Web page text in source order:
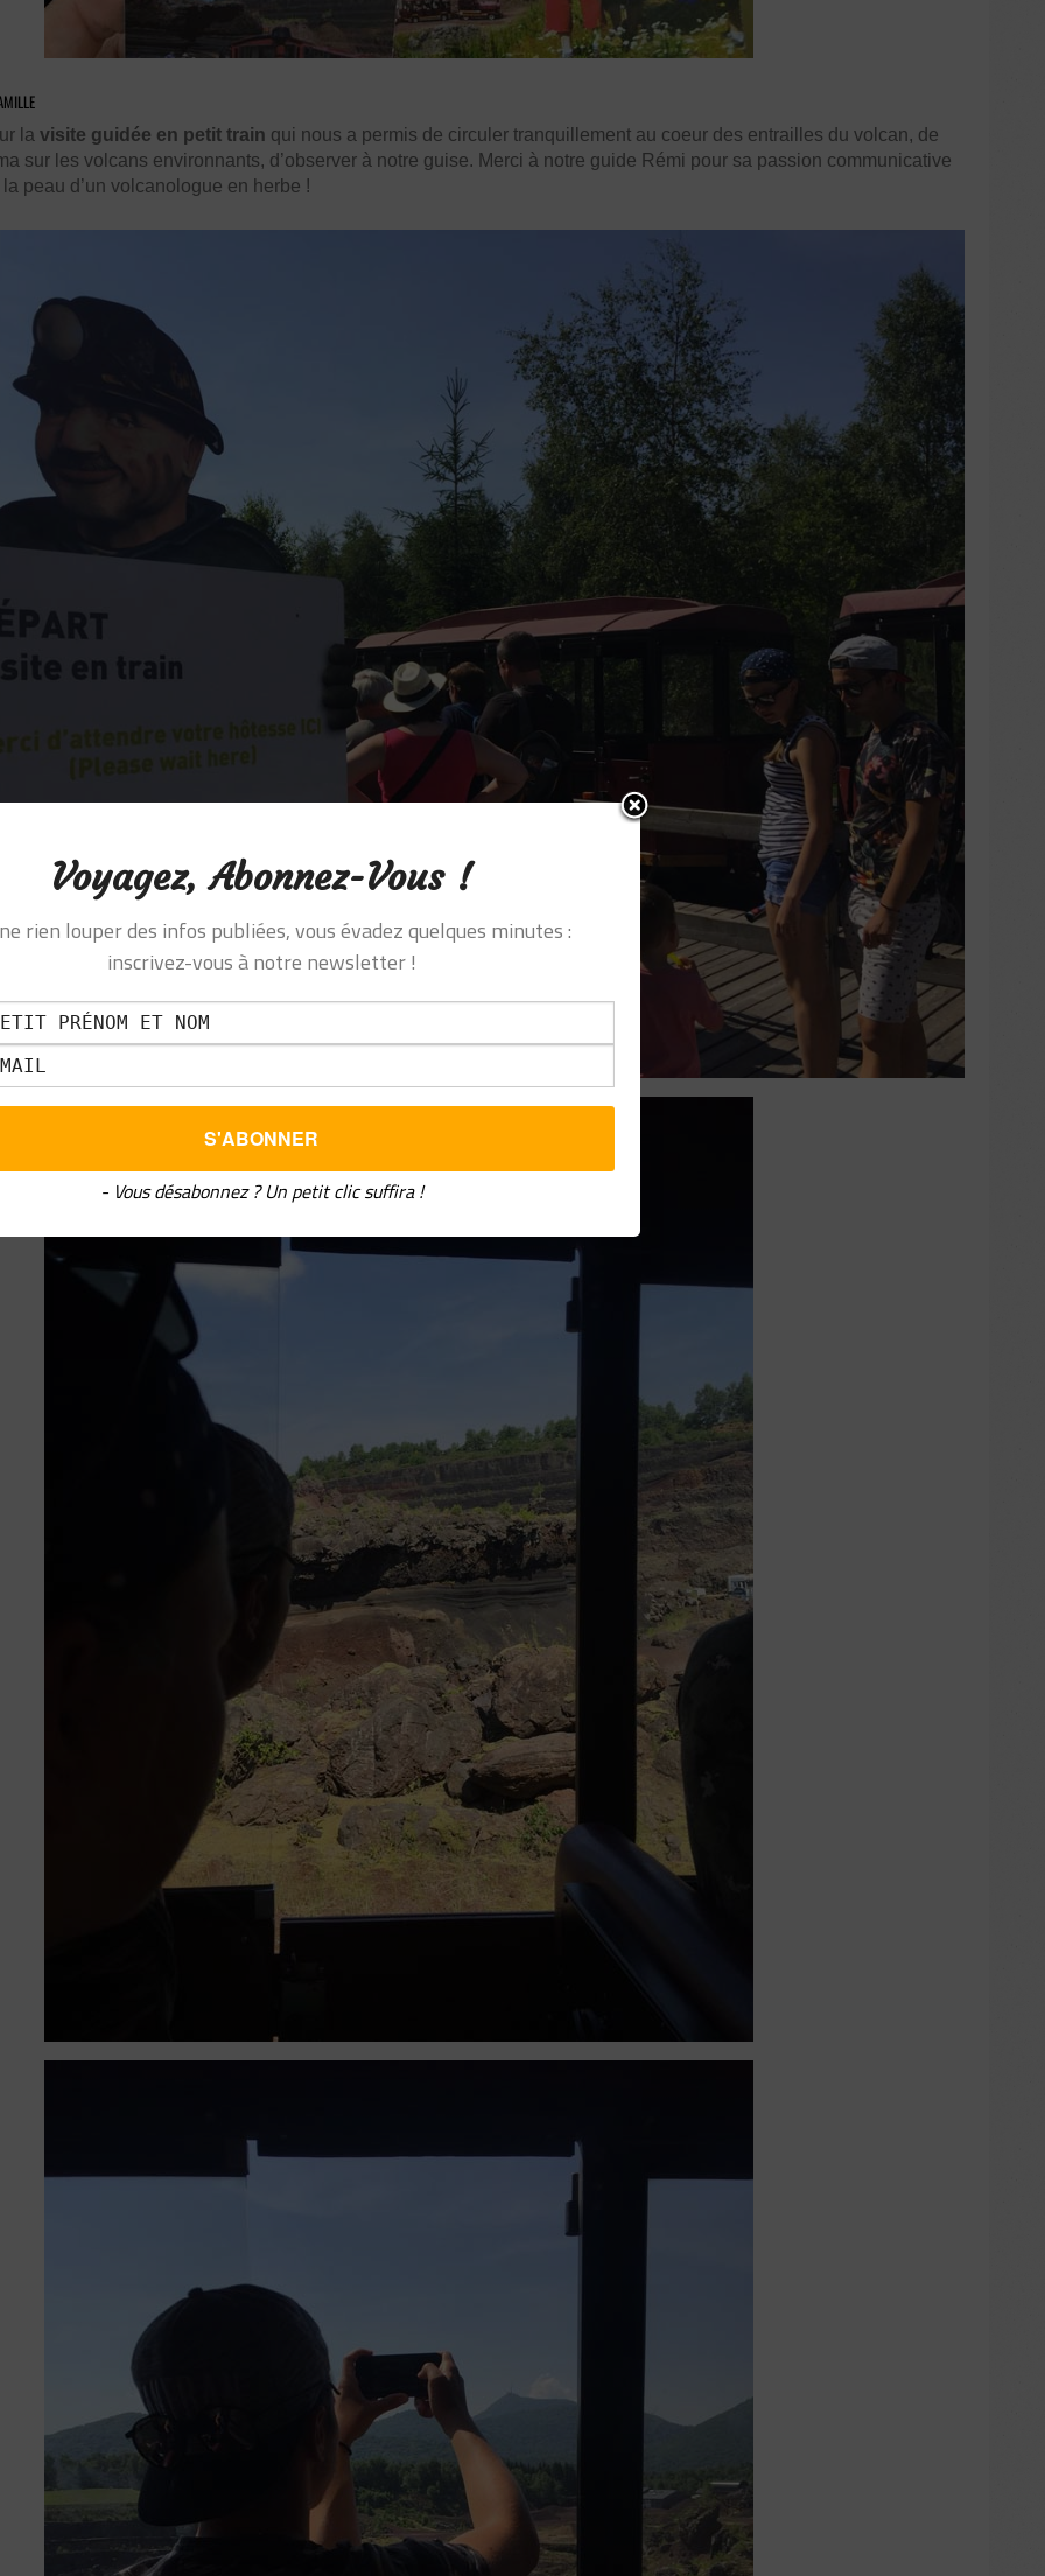
la visite guidée en petit train qui nous a permis de circuler tranquillement au coeur des entrailles du volcan, de
sur les volcans environnants, d’observer à notre guise. Merci à notre guide Rémi pour sa passion communicative
peau d’un volcanologue en herbe !
Voyagez, Abonnez-Vous !
rien louper des infos publiées, vous évadez quelques minutes :
inscrivez-vous à notre newsletter !
- Vous désabonnez ? Un petit clic suffira !